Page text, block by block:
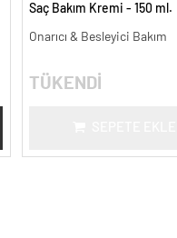
Saç Bakım Kremi - 150 ml.
Onarıcı & Besleyici Bakım
TÜKENDİ